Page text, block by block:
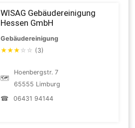
WISAG Gebäudereinigung
Hessen GmbH
Gebäudereinigung
★★★ ☆ ☆ (3)
🗺
Hoenbergstr. 7
65555 Limburg
☎
06431 94144